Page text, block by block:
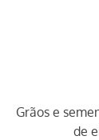
Grãos e
de